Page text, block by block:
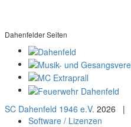
Dahenfelder Seiten
SC Dahenfeld 1946 e.V. 2026 |
Software / Lizenzen